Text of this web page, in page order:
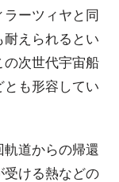
ーツィヤと同
耐えられるとい
の次世代宇宙船
も形容してい
道からの帰還
受ける熱などの